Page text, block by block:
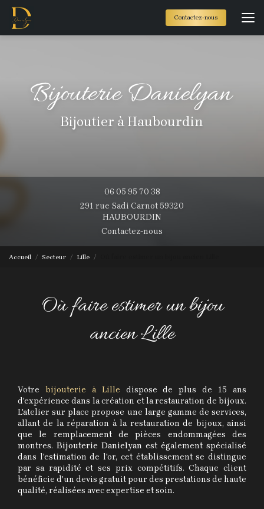
Aller
contenu
Contactez-nous
Bijoutier à Haubourdin
06 05 95 70 38
291 rue Sadi Carnot 59320
HAUBOURDIN
Contactez-nous
Accueil Secteur Lille
Où faire estimer un bijou
ancien Lille
Votre bijouterie à Lille dispose de plus de 15 ans
d'expérience dans la création et la restauration de bijoux.
L'atelier sur place propose une large gamme de services,
allant de la réparation à la restauration de bijoux, ainsi
que le remplacement de pièces endommagées des
montres. Bijouterie Danielyan est également spécialisé
dans l'estimation de l'or, cet établissement se distingue
par sa rapidité et ses prix compétitifs. Chaque client
bénéficie d'un devis gratuit pour des prestations de haute
qualité, réalisées avec expertise et soin.